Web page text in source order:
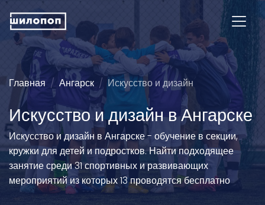
Главная Ангарск Искусство и дизайн
Искусство и дизайн в Ангарске
Искусство и дизайн в Ангарске - обучение в секции,
кружки для детей и подростков. Найти подходящее
занятие среди 31 спортивных и развивающих
мероприятий из которых 13 проводятся бесплатно